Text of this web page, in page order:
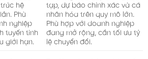
hệ
Phù
nghiệp
tuyến tính
giới hạn.
tạp, dự báo chính xác và cá
nhân hóa trên quy mô lớn.
Phù hợp với doanh nghiệp
đang mở rộng, cần tối ưu tỷ
lệ chuyển đổi.